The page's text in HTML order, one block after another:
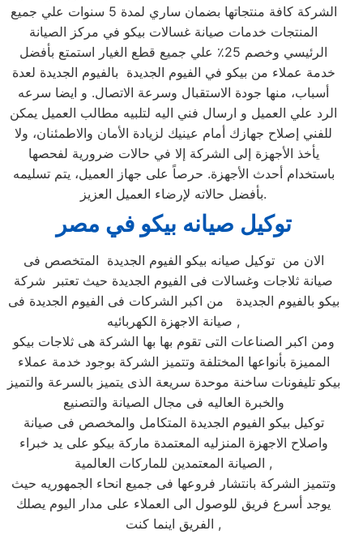
الشركة كافة منتجاتها بضمان ساري لمدة 5 سنوات علي جميع
المنتجات خدمات صيانة غسالات بيكو في مركز الصيانة
الرئيسي وخصم 25٪ علي جميع قطع الغيار استمتع بأفضل
خدمة عملاء من بيكو في الفيوم الجديدة بالفيوم الجديدة لعدة
أسباب، منها جودة الاستقبال وسرعة الاتصال. و ايضا سرعه
الرد علي العميل و ارسال فني اليه لتلبيه مطالب العميل يمكن
للفني إصلاح جهازك أمام عينيك لزيادة الأمان والاطمئنان، ولا
يأخذ الأجهزة إلى الشركة إلا في حالات ضرورية لفحصها
باستخدام أحدث الأجهزة. حرصاً على جهاز العميل، يتم تسليمه
بأفضل حالاته لإرضاء العميل العزيز.
توكيل صيانه بيكو في مصر
الان من توكيل صيانه بيكو الفيوم الجديدة المتخصص فى
صيانة ثلاجات وغسالات فى الفيوم الجديدة حيث تعتبر شركة
بيكو بالفيوم الجديدة من اكبر الشركات فى الفيوم الجديدة فى
صيانة الاجهزة الكهربائيه ,
ومن اكبر الصناعات التى تقوم بها بها الشركة هى ثلاجات بيكو
المميزة بأنواعها المختلفة وتتميز الشركة بوجود خدمة عملاء
بيكو تليفونات ساخنة موحدة سريعة الذى يتميز بالسرعة والتميز
والخبرة العاليه فى مجال الصيانة والتصنيع
توكيل بيكو الفيوم الجديدة المتكامل والمخصص فى صيانة
واصلاح الاجهزة المنزليه المعتمدة ماركة بيكو على يد خبراء
الصيانة المعتمدين للماركات العالمية ,
وتتميز الشركة بانتشار فروعها فى جميع انحاء الجمهوريه حيث
يوجد أسرع فريق للوصول الى العملاء على مدار اليوم يصلك
الفريق اينما كنت ,